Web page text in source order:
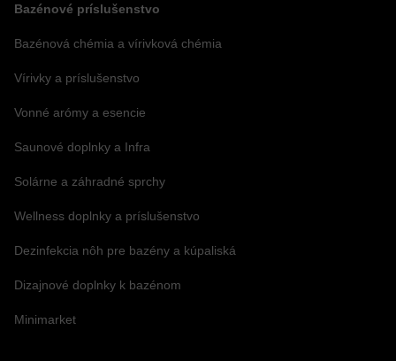
Bazénové príslušenstvo
Bazénová chémia a vírivková chémia
Vírivky a príslušenstvo
Vonné arómy a esencie
Saunové doplnky a Infra
Solárne a záhradné sprchy
Wellness doplnky a príslušenstvo
Dezinfekcia nôh pre bazény a kúpaliská
Dizajnové doplnky k bazénom
Minimarket